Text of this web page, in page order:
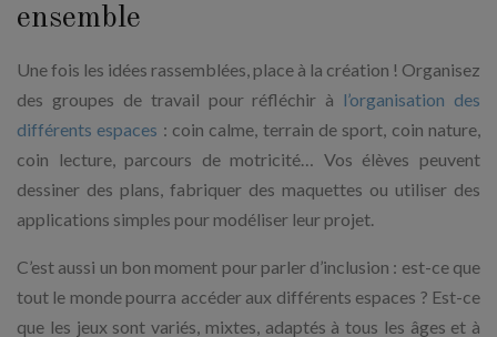
ensemble
Une fois les idées rassemblées, place à la création ! Organisez
des groupes de travail pour réfléchir à l’organisation des
différents espaces : coin calme, terrain de sport, coin nature,
coin lecture, parcours de motricité… Vos élèves peuvent
dessiner des plans, fabriquer des maquettes ou utiliser des
applications simples pour modéliser leur projet.
C’est aussi un bon moment pour parler d’inclusion : est-ce que
tout le monde pourra accéder aux différents espaces ? Est-ce
que les jeux sont variés, mixtes, adaptés à tous les âges et à